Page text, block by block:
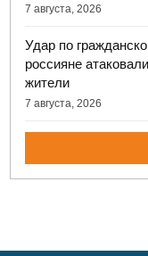
7 августа, 2026
Удар по
россияне
жители
7 августа, 2026